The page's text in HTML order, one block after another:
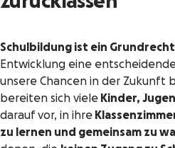
Schulbildung ist ein Grundrecht
Entwicklung eine
unsere Chancen in der Zukunft
bereiten sich viele Kinder,
darauf vor, in ihre
zu lernen und gemeinsam zu